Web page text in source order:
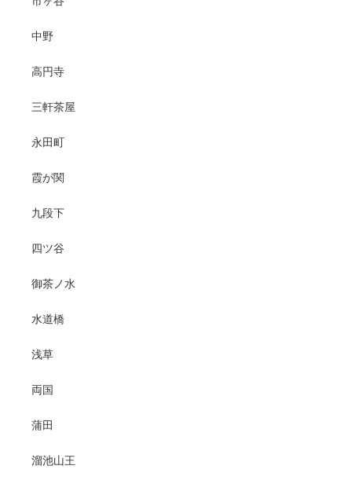
中野
高円寺
三軒茶屋
永田町
霞が関
九段下
四ツ谷
御茶ノ水
水道橋
浅草
両国
蒲田
溜池山王